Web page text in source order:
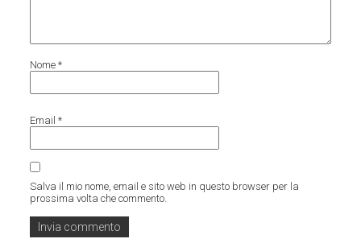
Nome*
Email*
Salva il mio nome, email e sito web in questo browser per la
prossima volta che commento.